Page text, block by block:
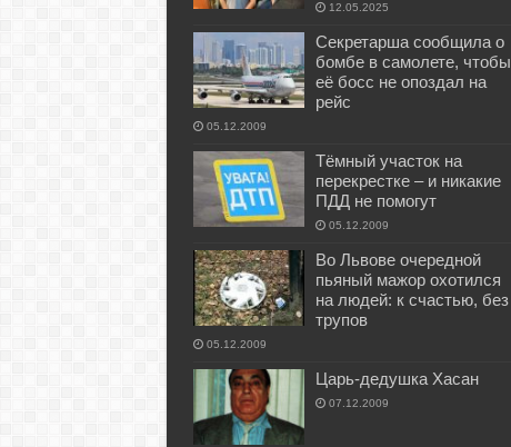
12.05.2025
Секретарша сообщила о
бомбе в самолете, чтобы
её босс не опоздал на
рейс
05.12.2009
Тёмный участок на
перекрестке – и никакие
ПДД не помогут
05.12.2009
Во Львове очередной
пьяный мажор охотился
на людей: к счастью, без
трупов
05.12.2009
Царь-дедушка Хасан
07.12.2009